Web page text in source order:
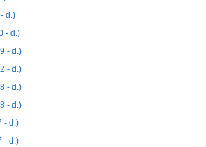
d.)
- d.)
- d.)
- d.)
- d.)
- d.)
- d.)
- d.)